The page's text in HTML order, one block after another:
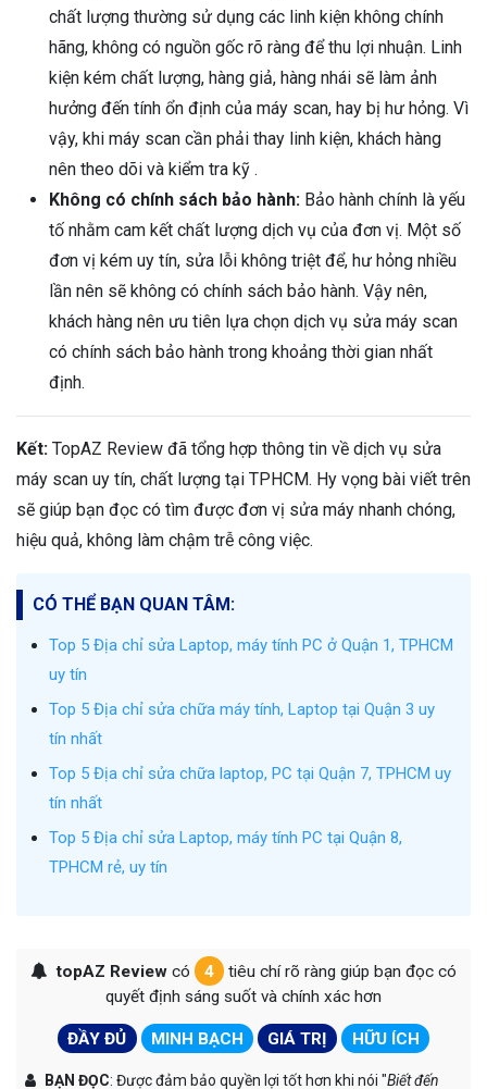
chất lượng thường sử dụng các linh kiện không chính
hãng, không có nguồn gốc rõ ràng để thu lợi nhuận. Linh
kiện kém chất lượng, hàng giả, hàng nhái sẽ làm ảnh
hưởng đến tính ổn định của máy scan, hay bị hư hỏng. Vì
vậy, khi máy scan cần phải thay linh kiện, khách hàng
nên theo dõi và kiểm tra kỹ .
Không có chính sách bảo hành: Bảo hành chính là yếu
tố nhằm cam kết chất lượng dịch vụ của đơn vị. Một số
đơn vị kém uy tín, sửa lỗi không triệt để, hư hỏng nhiều
lần nên sẽ không có chính sách bảo hành. Vậy nên,
khách hàng nên ưu tiên lựa chọn dịch vụ sửa máy scan
có chính sách bảo hành trong khoảng thời gian nhất
định.
Kết: TopAZ Review đã tổng hợp thông tin về dịch vụ sửa
máy scan uy tín, chất lượng tại TPHCM. Hy vọng bài viết trên
sẽ giúp bạn đọc có tìm được đơn vị sửa máy nhanh chóng,
hiệu quả, không làm chậm trễ công việc.
CÓ THỂ BẠN QUAN TÂM:
Top 5 Địa chỉ sửa Laptop, máy tính PC ở Quận 1, TPHCM
uy tín
Top 5 Địa chỉ sửa chữa máy tính, Laptop tại Quận 3 uy
tín nhất
Top 5 Địa chỉ sửa chữa laptop, PC tại Quận 7, TPHCM uy
tín nhất
Top 5 Địa chỉ sửa Laptop, máy tính PC tại Quận 8,
TPHCM rẻ, uy tín
topAZ Reviewcó 4
tiêu chí rõ ràng giúp bạn đọc có
quyết định sáng suốt và chính xác hơn
ĐẦY ĐỦ MINH BẠCH GIÁ TRỊ HỮU ÍCH
BẠN ĐỌC: Được đảm bảo quyền lợi tốt hơn khi nói "Biết đến